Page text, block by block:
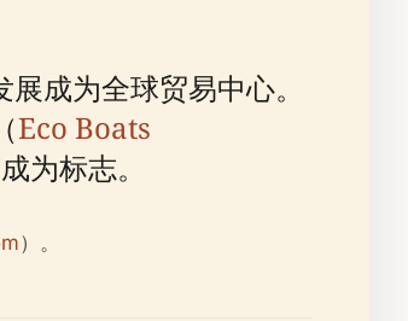
成为全球贸易中心。
Eco Boats
为标志。
）。